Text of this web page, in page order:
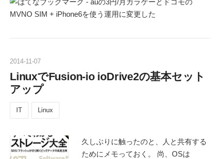
2014-11-07
LinuxでFusion-io ioDrive2の基本セット
アップ
IT Linux
久しぶりに触ったのと、人と共有する
ためにメモっておく。 尚、OSは